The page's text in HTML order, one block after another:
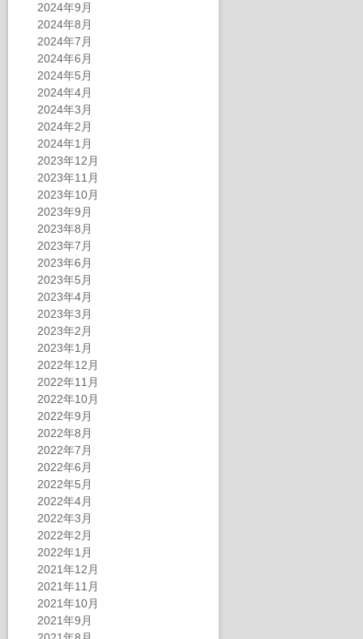
2024年9月
2024年8月
2024年7月
2024年6月
2024年5月
2024年4月
2024年3月
2024年2月
2024年1月
2023年12月
2023年11月
2023年10月
2023年9月
2023年8月
2023年7月
2023年6月
2023年5月
2023年4月
2023年3月
2023年2月
2023年1月
2022年12月
2022年11月
2022年10月
2022年9月
2022年8月
2022年7月
2022年6月
2022年5月
2022年4月
2022年3月
2022年2月
2022年1月
2021年12月
2021年11月
2021年10月
2021年9月